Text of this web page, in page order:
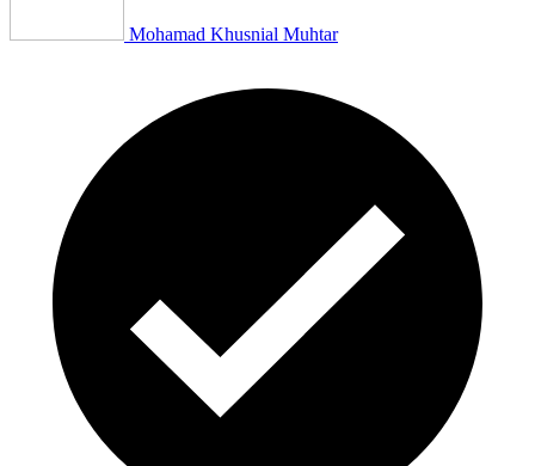
Mohamad Khusnial Muhtar